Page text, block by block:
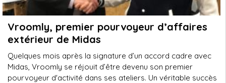
Vroomly, premier pourvoyeur d’affaires
extérieur de Midas
Quelques mois après la signature d’un accord cadre avec
Midas, Vroomly se réjouit d’être devenu son premier
pourvoyeur d'activité dans ses ateliers. Un véritable succès